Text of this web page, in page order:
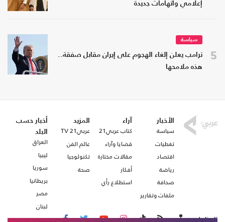
إعلامي واتهامات جديدة
5
سياسة
ترامب يعلن إلغاء الهجوم على إيران مقابل صفقة..
هذه ملامحها
الأخبار
سياسة
تغطيات
اقتصاد
رياضة
صحافة
ملفات وتقارير
آراء
كتاب عربي21
قضايا وآراء
مقالات مختارة
أفكار
استطلاع رأي
المزيد
عربي21 TV
عالم الفن
تكنولوجيا
صحة
أخبار حسب
البلد
العراق
ليبيا
سوريا
بريطانيا
مصر
لبنان
تابعنا على